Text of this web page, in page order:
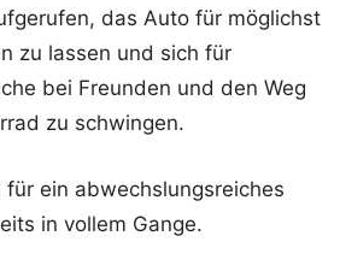
das Auto für möglichst
zu lassen und sich für
bei Freunden und den Weg
zu schwingen.
für ein abwechslungsreiches
in vollem Gange.